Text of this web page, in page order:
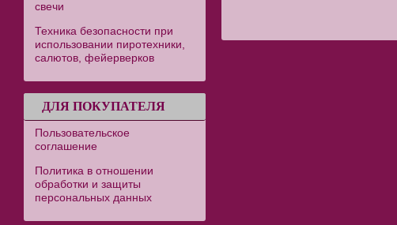
свечи
Техника безопасности при
использовании пиротехники,
салютов, фейерверков
ДЛЯ ПОКУПАТЕЛЯ
Пользовательское
соглашение
Политика в отношении
обработки и защиты
персональных данных